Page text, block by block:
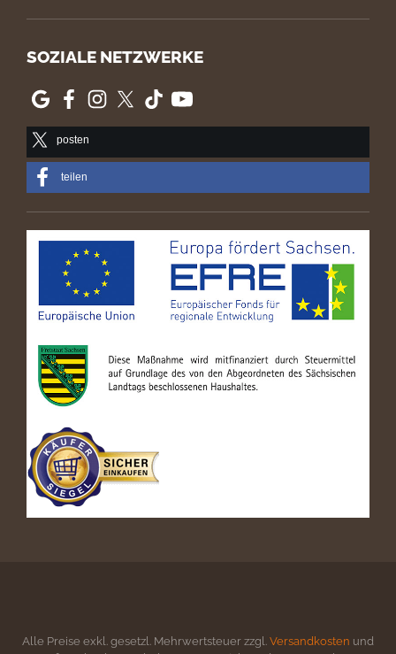
SOZIALE NETZWERKE
posten
teilen
Alle Preise exkl. gesetzl. Mehrwertsteuer zzgl. Versandkosten und